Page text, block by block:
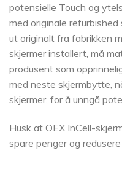
potensielle Touch og
med originale
ut originalt fra fabrikken
skjermer installert, må
produsent som
med neste skjermbytte,
skjermer, for å unngå
Husk at OEX InCell-
spare penger og